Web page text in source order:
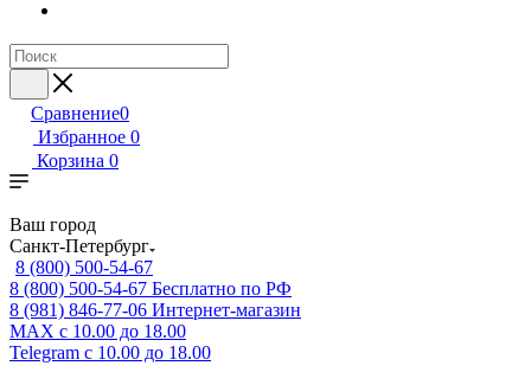
Сравнение0
Избранное 0
Корзина 0
Ваш город
Санкт-Петербург
8 (800) 500-54-67
8 (800) 500-54-67 Бесплатно по РФ
8 (981) 846-77-06 Интернет-магазин
MAX с 10.00 до 18.00
Telegram с 10.00 до 18.00